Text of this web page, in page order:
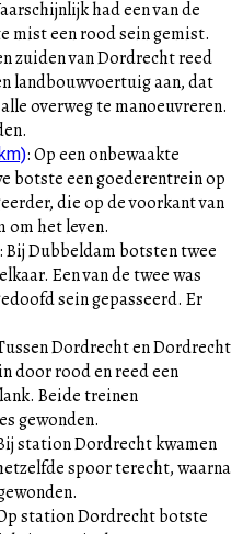
had een van de
mist een rood sein gemist.
zuiden van Dordrecht reed
landbouwvoertuig aan, dat
overweg te manoeuvreren.
km):Op een onbewaakte
botste een goederentrein op
die op de voorkant van
om het leven.
:Bij Dubbeldam botsten twee
Een van de twee was
sein gepasseerd. Er
Dordrecht en Dordrecht
door rood en reed een
Beide treinen
gewonden.
station Dordrecht kwamen
spoor terecht, waarna
station Dordrecht botste